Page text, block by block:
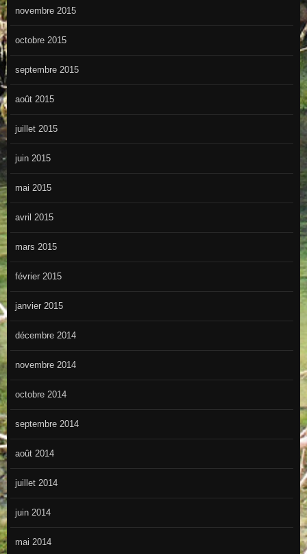
novembre 2015
octobre 2015
septembre 2015
août 2015
juillet 2015
juin 2015
mai 2015
avril 2015
mars 2015
février 2015
janvier 2015
décembre 2014
novembre 2014
octobre 2014
septembre 2014
août 2014
juillet 2014
juin 2014
mai 2014